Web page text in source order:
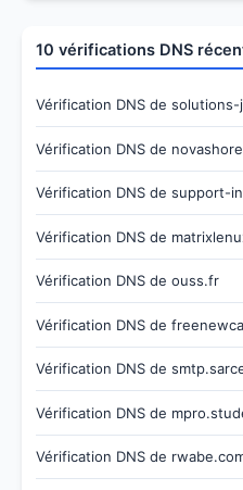
10 vérifications DNS
Vérification DNS de solutions-
Vérification DNS de
Vérification DNS de support-
Vérification DNS de
Vérification DNS de ouss.fr
Vérification DNS de
Vérification DNS de
Vérification DNS de
Vérification DNS de